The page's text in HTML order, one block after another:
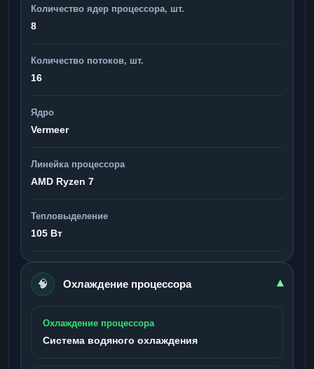
Количество ядер процессора, шт.
8
Количество потоков, шт.
16
Ядро
Vermeer
Линейка процессора
AMD Ryzen 7
Тепловыделение
105 Вт
🧠 Охлаждение процессора ▾
Охлаждение процессора
Система водяного охлаждения